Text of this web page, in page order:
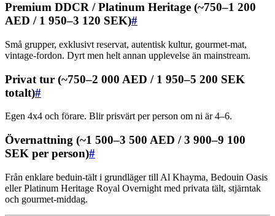
Premium DDCR / Platinum Heritage (~750–1 200
AED / 1 950–3 120 SEK)#
Små grupper, exklusivt reservat, autentisk kultur, gourmet-mat,
vintage-fordon. Dyrt men helt annan upplevelse än mainstream.
Privat tur (~750–2 000 AED / 1 950–5 200 SEK
totalt)#
Egen 4x4 och förare. Blir prisvärt per person om ni är 4–6.
Övernattning (~1 500–3 500 AED / 3 900–9 100
SEK per person)#
Från enklare beduin-tält i grundläger till Al Khayma, Bedouin Oasis
eller Platinum Heritage Royal Overnight med privata tält, stjärntak
och gourmet-middag.